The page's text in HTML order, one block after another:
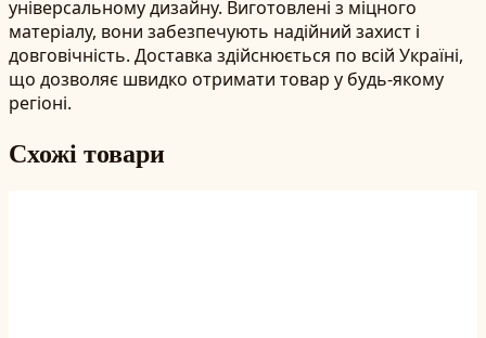
універсальному дизайну. Виготовлені з міцного
матеріалу, вони забезпечують надійний захист і
довговічність. Доставка здійснюється по всій Україні,
що дозволяє швидко отримати товар у будь-якому
регіоні.
Схожі товари